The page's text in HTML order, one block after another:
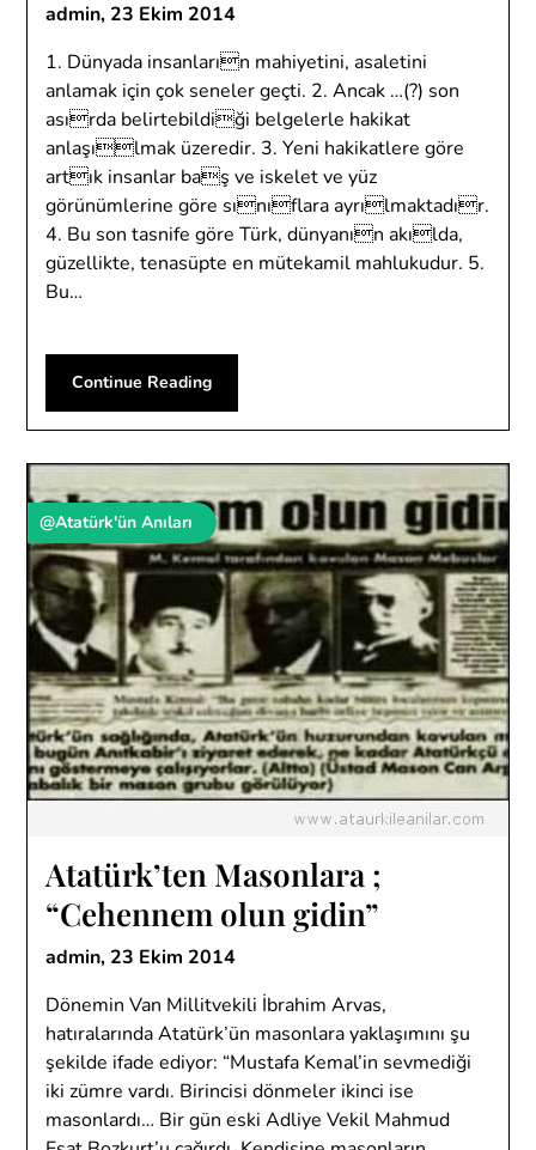
admin, 23 Ekim 2014
1. Dünyada insanların mahiyetini, asaletini
anlamak için çok seneler geçti. 2. Ancak …(?) son
asırda belirtebildiği belgelerle hakikat
anlaşılmak üzeredir. 3. Yeni hakikatlere göre
artık insanlar baş ve iskelet ve yüz
görünümlerine göre sınıflara ayrılmaktadır.
4. Bu son tasnife göre Türk, dünyanın akılda,
güzellikte, tenasüpte en mütekamil mahlukudur. 5.
Bu…
Continue Reading
@Atatürk'ün Anıları
Atatürk’ten Masonlara ;
“Cehennem olun gidin”
admin, 23 Ekim 2014
Dönemin Van Millitvekili İbrahim Arvas,
hatıralarında Atatürk’ün masonlara yaklaşımını şu
şekilde ifade ediyor: “Mustafa Kemal’in sevmediği
iki zümre vardı. Birincisi dönmeler ikinci ise
masonlardı… Bir gün eski Adliye Vekil Mahmud